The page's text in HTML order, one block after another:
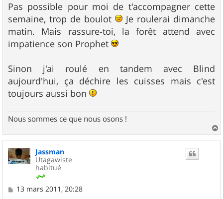
Pas possible pour moi de t'accompagner cette
semaine, trop de boulot
Je roulerai dimanche
matin. Mais rassure-toi, la forêt attend avec
impatience son Prophet
Sinon j'ai roulé en tandem avec Blind
aujourd'hui, ça déchire les cuisses mais c'est
toujours aussi bon
Nous sommes ce que nous osons !
a
Jassman
Utagawiste
habitué
M13 mars 2011, 20:28